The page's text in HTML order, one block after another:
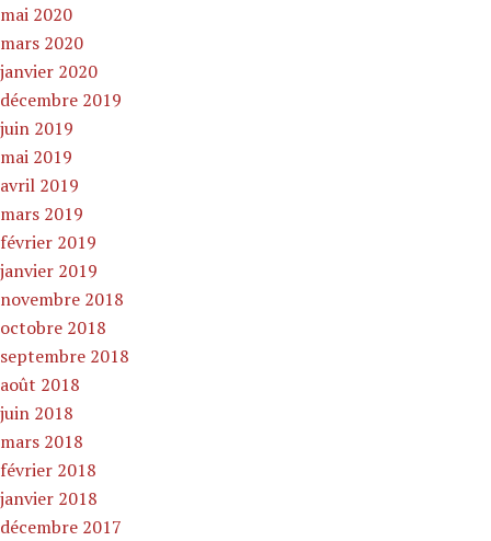
mai 2020
mars 2020
janvier 2020
décembre 2019
juin 2019
mai 2019
avril 2019
mars 2019
février 2019
janvier 2019
novembre 2018
octobre 2018
septembre 2018
août 2018
juin 2018
mars 2018
février 2018
janvier 2018
décembre 2017